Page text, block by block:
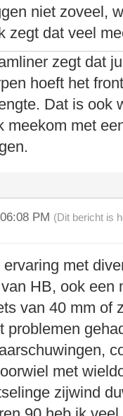
niet zoveel,
zegt dat veel
zegt dat
hoeft het
Dat is ook
meekom met
PM (Dit bericht is
ervaring met
HB, ook een
van 40 mm of
problemen
met
zijwind